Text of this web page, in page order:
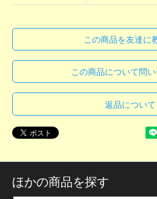
この商品を友達に
この商品について問
返品について
ほかの商品を探す